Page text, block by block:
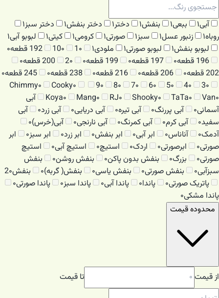
آبی۱ ببعی۱ بنفش۱ دختر۱ دختر بنفش۱ دختر سبز۱
روباه۱ زنبور عسل۱ سبز۱ صورتی۱ کرومی۱ کیتی۱ لبوبو آبی۱
لبوبو بنفش۱ لبوبو صورتی۱ ملودی۱ 1۰ 10۰ 192 قطعه
۰
196 قطعه
۰ 197 قطعه ۰ 199 قطعه ۰ 2۰ 200 قطعه
۰
202 قطعه
۰ 206 قطعه ۰ 216 قطعه ۰ 238 قطعه ۰ 245 قطعه
۰
3۰ 4۰ 5۰ 6۰ 7۰ 8۰ 9۰ Chimmy۰ Cooky۰
Koya۰ Mang۰ RJ۰ Shooky۰ TaTa۰ Van۰
آبی
آسمانی۰ آبی پررنگ۰ آبی تیره۰ آبی دریایی۰ آبی زرد۰
آبی
سفید۰ آبی کرم۰ آبی کمرنگ۰ آبی نارنجی۰ آبی(خرس)۰
آدمک۰ آناناس۰ ابر آبی۰ ابر بنفش۰ ابر زرد۰ ابر سبز۰
ابر
صورتی۰ ابرصورتی۰ اردک۰ استیچ۰ استیچ آبی۰
استیچ
صورتی۰ بزرگ۰ بنفش بدون پاکن۰ بنفش روشن۰
بنفش
سبزآبی۰ بنفش صورتی۰ بنفش یاسی۰ بنفش( گربه)۰ بنفش2۰
پاتریک صورتی۰ پاندا۰ پاندا آبی۰ پاندا سبز۰ پاندا صورتی۰
پاندا مشکی۰
محدوده قیمت
از قیمت تا قیمت